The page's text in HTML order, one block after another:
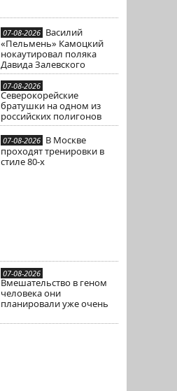
07-08-2026 Василий
«Пельмень» Камоцкий
нокаутировал поляка
Давида Залевского
07-08-2026
Северокорейские
братушки на одном из
российских полигонов
07-08-2026 В Москве
проходят тренировки в
стиле 80-х
07-08-2026
Вмешательство в геном
человека они
планировали уже очень